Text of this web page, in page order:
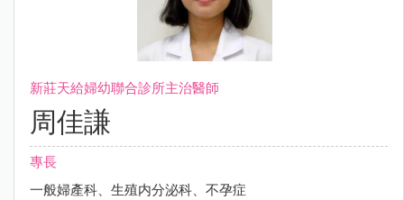
新莊天給婦幼聯合診所主治醫師
周佳謙
專長
一般婦產科、生殖内分泌科、不孕症